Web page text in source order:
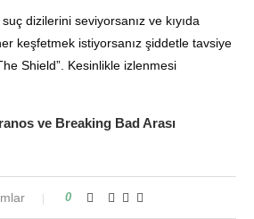
dizilerini seviyorsanız ve kıyıda
keşfetmek istiyorsanız şiddetle tavsiye
Shield”. Kesinlikle izlenmesi
ve Breaking Bad Arası
0